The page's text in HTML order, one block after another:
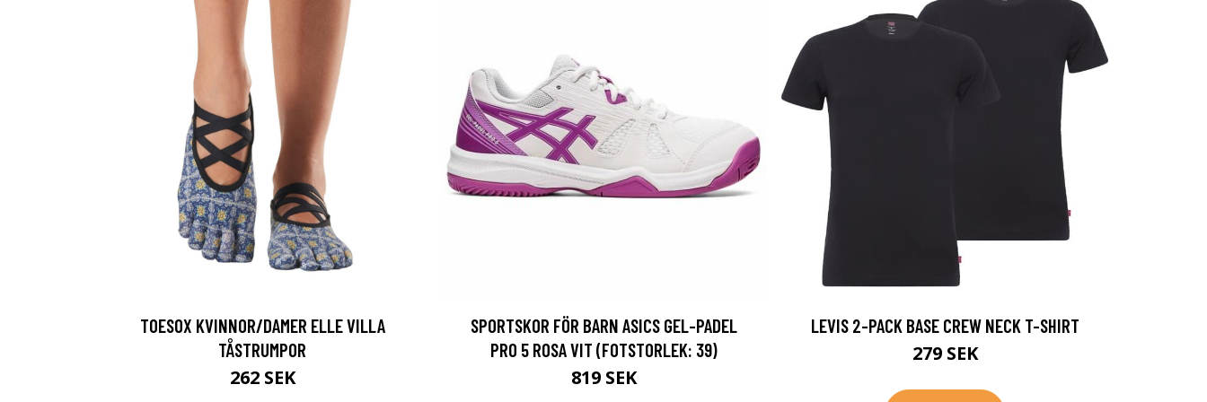
TOESOX KVINNOR/DAMER ELLE VILLA
TÅSTRUMPOR
262 SEK
SPORTSKOR FÖR BARN ASICS GEL-PADEL
PRO 5 ROSA VIT (FOTSTORLEK: 39)
819 SEK
LEVIS 2-PACK BASE CREW NECK T-SHIRT
279 SEK